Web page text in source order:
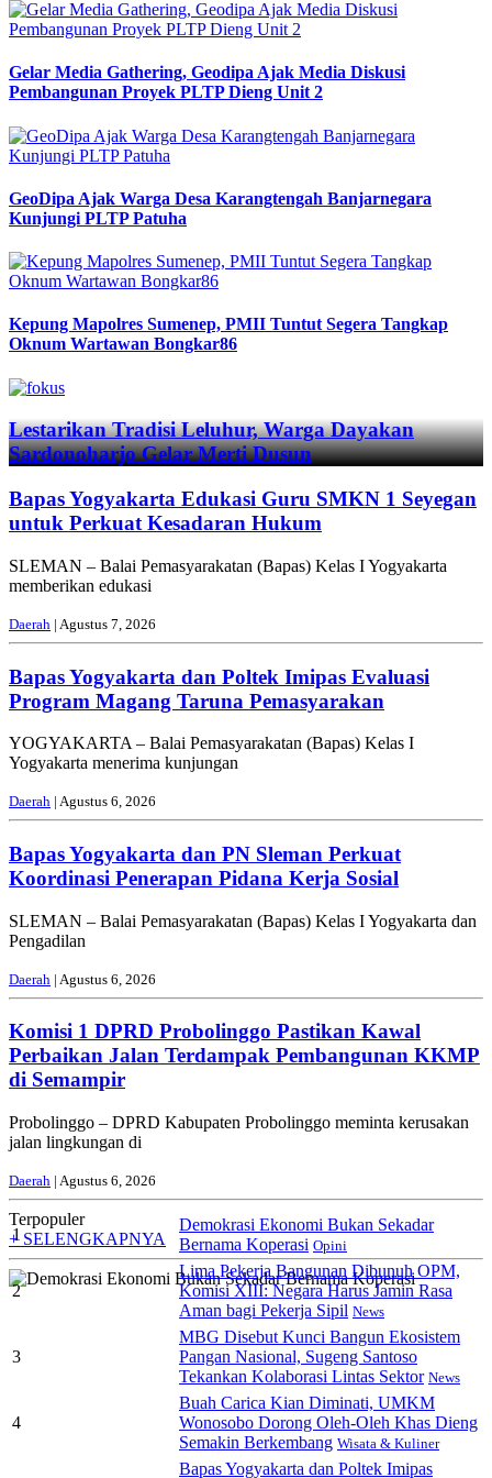
Gelar Media Gathering, Geodipa Ajak Media Diskusi
Pembangunan Proyek PLTP Dieng Unit 2
GeoDipa Ajak Warga Desa Karangtengah Banjarnegara
Kunjungi PLTP Patuha
Kepung Mapolres Sumenep, PMII Tuntut Segera Tangkap
Oknum Wartawan Bongkar86
Previous
Next
Lestarikan Tradisi Leluhur, Warga Dayakan
Sardonoharjo Gelar Merti Dusun
Bapas Yogyakarta Edukasi Guru SMKN 1 Seyegan
untuk Perkuat Kesadaran Hukum
SLEMAN – Balai Pemasyarakatan (Bapas) Kelas I Yogyakarta
memberikan edukasi
Daerah | Agustus 7, 2026
Bapas Yogyakarta dan Poltek Imipas Evaluasi
Program Magang Taruna Pemasyarakan
YOGYAKARTA – Balai Pemasyarakatan (Bapas) Kelas I
Yogyakarta menerima kunjungan
Daerah | Agustus 6, 2026
Bapas Yogyakarta dan PN Sleman Perkuat
Koordinasi Penerapan Pidana Kerja Sosial
SLEMAN – Balai Pemasyarakatan (Bapas) Kelas I Yogyakarta dan
Pengadilan
Daerah | Agustus 6, 2026
Komisi 1 DPRD Probolinggo Pastikan Kawal
Perbaikan Jalan Terdampak Pembangunan KKMP
di Semampir
Probolinggo – DPRD Kabupaten Probolinggo meminta kerusakan
jalan lingkungan di
Daerah | Agustus 6, 2026
Terpopuler
+ SELENGKAPNYA
1
Demokrasi Ekonomi Bukan Sekadar
Bernama Koperasi Opini
2
Lima Pekerja Bangunan Dibunuh OPM,
Komisi XIII: Negara Harus Jamin Rasa
Aman bagi Pekerja Sipil News
3
MBG Disebut Kunci Bangun Ekosistem
Pangan Nasional, Sugeng Santoso
Tekankan Kolaborasi Lintas Sektor News
4
Buah Carica Kian Diminati, UMKM
Wonosobo Dorong Oleh-Oleh Khas Dieng
Semakin Berkembang Wisata & Kuliner
Bapas Yogyakarta dan Poltek Imipas